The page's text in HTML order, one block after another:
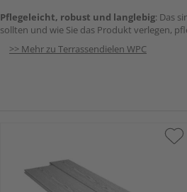
Pflegeleicht, robust und langlebig: Das
sollten und wie Sie das Produkt verlegen,
>> Mehr zu Terrassendielen WPC